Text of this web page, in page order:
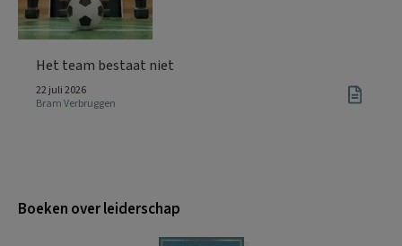
Het team bestaat niet
22 juli 2026
Bram Verbruggen
Boeken over leiderschap